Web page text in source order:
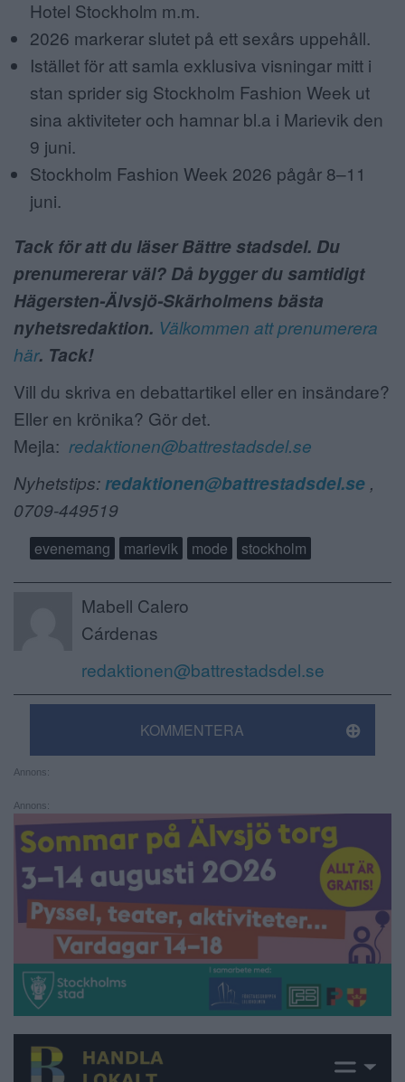
Hotel Stockholm m.m.
2026 markerar slutet på ett sexårs uppehåll.
Istället för att samla exklusiva visningar mitt i
stan sprider sig Stockholm Fashion Week ut
sina aktiviteter och hamnar bl.a i Marievik den
9 juni.
Stockholm Fashion Week 2026 pågår 8–11
juni.
Tack för att du läser Bättre stadsdel. Du
prenumererar väl? Då bygger du samtidigt
Hägersten-Älvsjö-Skärholmens bästa
nyhetsredaktion. Välkommen att prenumerera
här. Tack!
Vill du skriva en debattartikel eller en insändare?
Eller en krönika? Gör det.
Mejla: redaktionen@battrestadsdel.se
Nyhetstips:redaktionen@battrestadsdel.se ,
0709-449519
evenemang marievik mode stockholm
Mabell Calero
Cárdenas
redaktionen@battrestadsdel.se
KOMMENTERA
Annons:
Annons: